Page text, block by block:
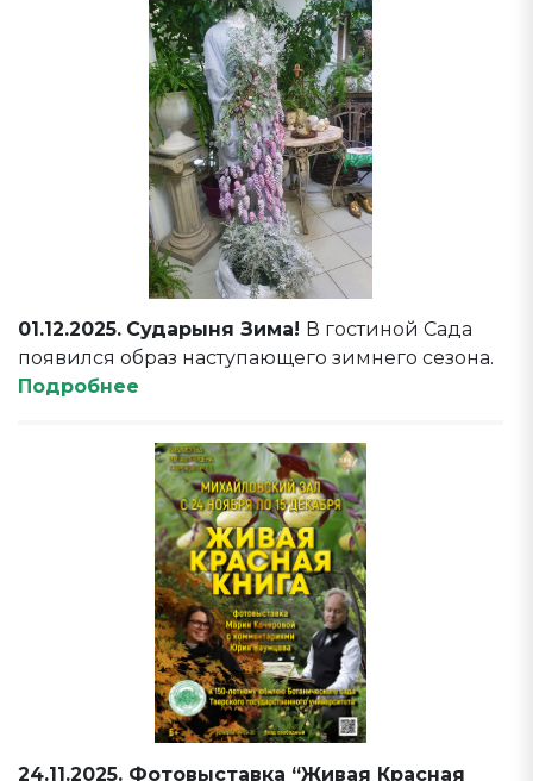
01.12.2025. Сударыня Зима! В гостиной Сада
появился образ наступающего зимнего сезона.
Подробнее
24.11.2025. Фотовыставка “Живая Красная